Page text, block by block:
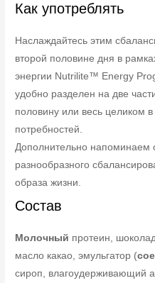
Как употреблять
Наслаждайтесь этим
второй половине дня в
энергии Nutrilite™ Energy
удобно разделен на две
половину или весь целиком
потребностей.
Дополнительно напоминаем
разнообразного
образа жизни.
Состав
Молочный протеин,
масло какао, эмульгатор (
сироп, влагоудерживающий